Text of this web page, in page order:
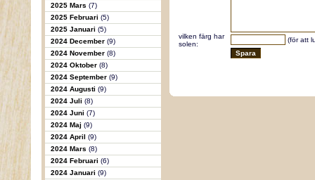
2025 Mars (7)
2025 Februari (5)
2025 Januari (5)
2024 December (9)
2024 November (8)
2024 Oktober (8)
2024 September (9)
2024 Augusti (9)
2024 Juli (8)
2024 Juni (7)
2024 Maj (9)
2024 April (9)
2024 Mars (8)
2024 Februari (6)
2024 Januari (9)
vilken färg har
solen:
(för att